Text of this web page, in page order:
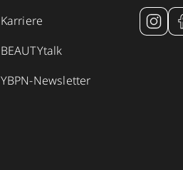
Karriere
BEAUTYtalk
YBPN-Newsletter